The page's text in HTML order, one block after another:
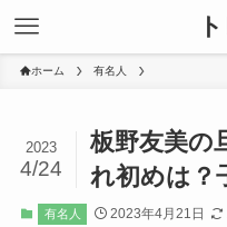
ホーム 有名人
板野友美の
れ初めは？
2023
4/24
有名人 2023年4月21日